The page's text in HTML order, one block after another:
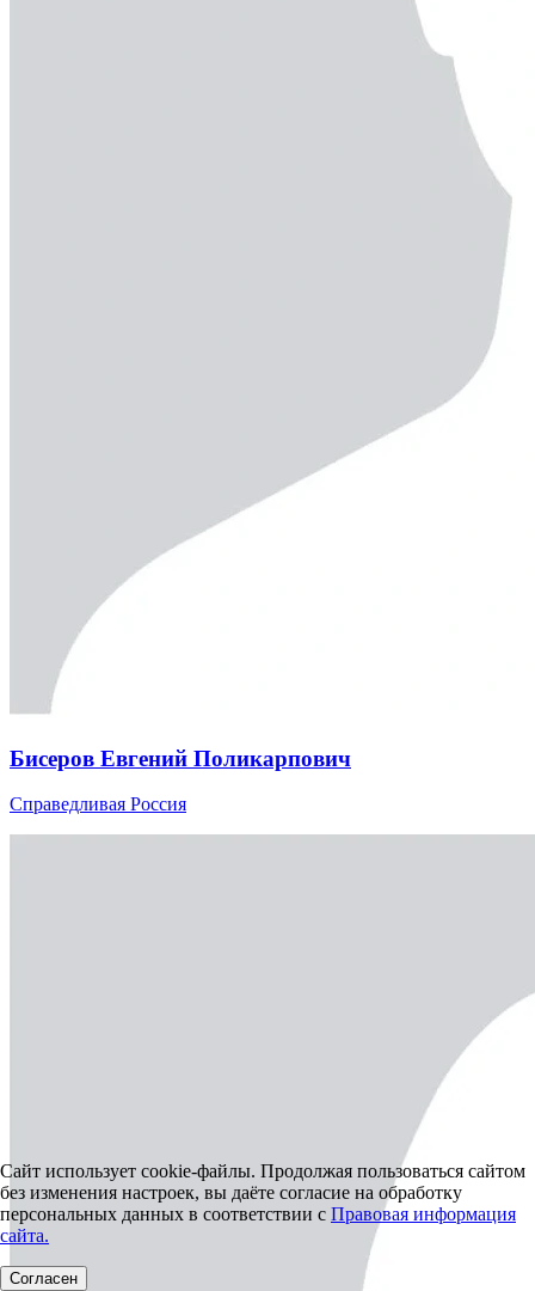
Бисеров Евгений Поликарпович
Справедливая Россия
Сайт использует cookie-файлы. Продолжая пользоваться сайтом
без изменения настроек, вы даёте согласие на обработку
персональных данных в соответствии с Правовая информация
сайта.
Согласен